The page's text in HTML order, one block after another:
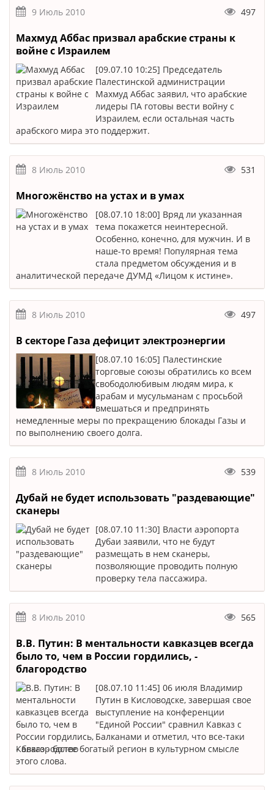
9 Июль 2010 497
Махмуд Аббас призвал арабские страны к
войне с Израилем
[09.07.10 10:25] Председатель
Палестинской администрации
Махмуд Аббас заявил, что арабские
лидеры ПА готовы вести войну с
Израилем, если остальная часть
арабского мира это поддержит.
8 Июль 2010 531
Многожёнство на устах и в умах
[08.07.10 18:00] Вряд ли указанная
тема покажется неинтересной.
Особенно, конечно, для мужчин. И в
наше-то время! Популярная тема
стала предметом обсуждения и в
аналитической передаче ДУМД «Лицом к истине».
8 Июль 2010 497
В секторе Газа дефицит электроэнергии
[08.07.10 16:05] Палестинские
торговые союзы обратились ко всем
свободолюбивым людям мира, к
арабам и мусульманам с просьбой
вмешаться и предпринять
немедленные меры по прекращению блокады Газы и
по выполнению своего долга.
8 Июль 2010 539
Дубай не будет использовать "раздевающие"
сканеры
[08.07.10 11:30] Власти аэропорта
Дубаи заявили, что не будут
размещать в нем сканеры,
позволяющие проводить полную
проверку тела пассажира.
8 Июль 2010 565
В.В. Путин: В ментальности кавказцев всегда
было то, чем в России гордились, -
благородство
[08.07.10 11:45] 06 июля Владимир
Путин в Кисловодске, завершая свое
выступление на конференции
"Единой России" сравнил Кавказ с
Балканами и отметил, что все-таки
Кавказ - более богатый регион в культурном смысле
этого слова.